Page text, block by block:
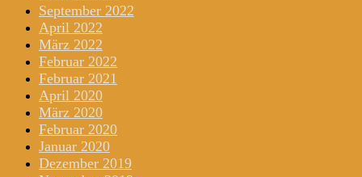
September 2022
April 2022
März 2022
Februar 2022
Februar 2021
April 2020
März 2020
Februar 2020
Januar 2020
Dezember 2019